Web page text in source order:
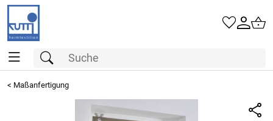
< Maßanfertigung